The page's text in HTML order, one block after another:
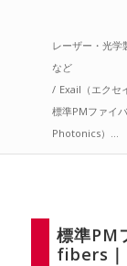
レーザー・光学
など
/ Exail（エクセ
標準PMファイ
Photonics）...
標準PM
fibers